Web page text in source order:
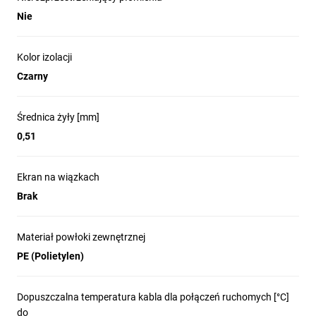
wewnętrzny
Długość kabla:
100 m
500 m
Klasa CPR:
Cca
Eca
Wyższy standard łączności
Infrastruktura Data Center
Instalacje biurowe i komercyjne
Instalacje domowe i mieszkaniowe
Nie
Kolor izolacji
Czarny
Średnica żyły [mm]
0,51
Ekran na wiązkach
Brak
Materiał powłoki zewnętrznej
PE (Polietylen)
Dopuszczalna temperatura kabla dla połączeń ruchomych [°C]
do